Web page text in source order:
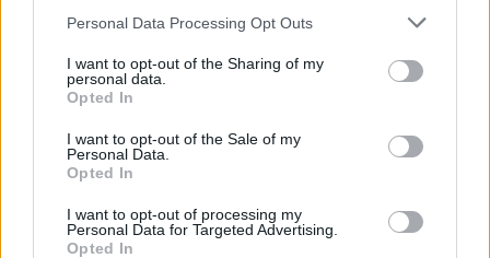
Personal Data Processing Opt Outs
I want to opt-out of the Sharing of my
personal data.
Opted In
I want to opt-out of the Sale of my
Personal Data.
Opted In
I want to opt-out of processing my
Personal Data for Targeted Advertising.
Opted In
nebudou tolerovány.
Luboš Pavlovič: Veřejnost může do poloviny srpna
připomínkovat plavební kanál u Přelouče
3.8.2026
Diskuse: 16
července 2026 zahájení
zjišťovacího řízení pro záměr